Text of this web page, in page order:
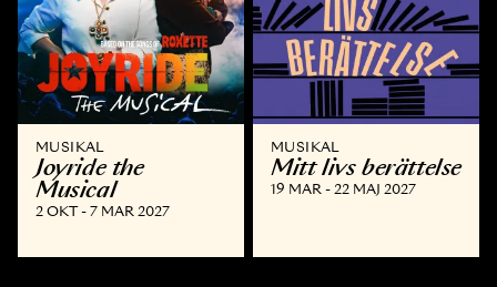
MUSIKAL
Joyride the
Musical
2 OKT - 7 MAR 2027
MUSIKAL
Mitt livs berättelse
19 MAR - 22 MAJ 2027